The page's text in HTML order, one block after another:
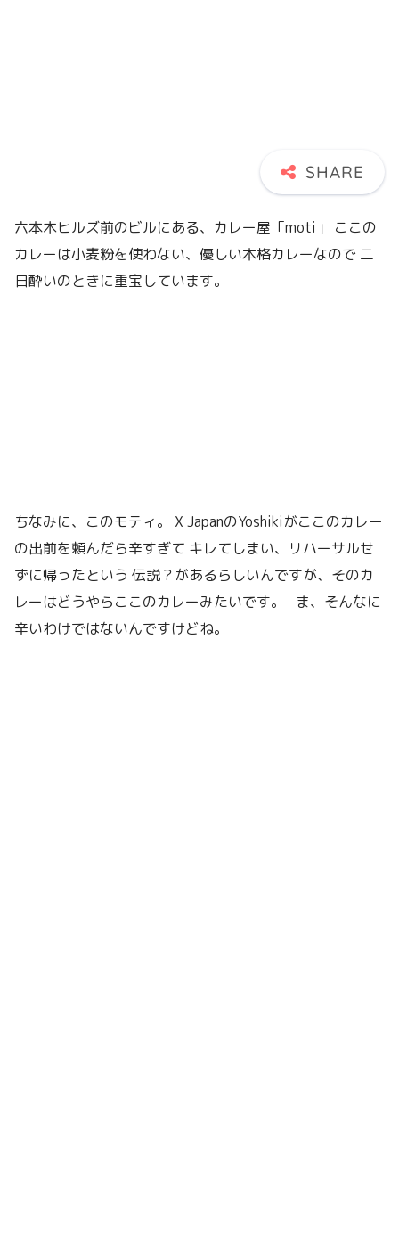
六本木ヒルズ前のビルにある、カレー屋「moti」 ここの
カレーは小麦粉を使わない、優しい本格カレーなので 二
日酔いのときに重宝しています。
ちなみに、このモティ。 X JapanのYoshikiがここのカレー
の出前を頼んだら辛すぎて キレてしまい、リハーサルせ
ずに帰ったという 伝説？があるらしいんですが、そのカ
レーはどうやらここのカレーみたいです。 ま、そんなに
辛いわけではないんですけどね。